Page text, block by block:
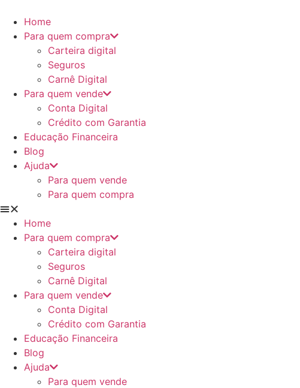
para
conteúdo
Home
Para quem compra
Carteira digital
Seguros
Carnê Digital
Para quem vende
Conta Digital
Crédito com Garantia
Educação Financeira
Blog
Ajuda
Para quem vende
Para quem compra
Home
Para quem compra
Carteira digital
Seguros
Carnê Digital
Para quem vende
Conta Digital
Crédito com Garantia
Educação Financeira
Blog
Ajuda
Para quem vende